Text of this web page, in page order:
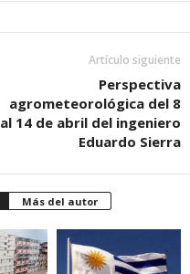
Artículo siguiente
Perspectiva
agrometeorológica del 8
al 14 de abril del ingeniero
Eduardo Sierra
Más del autor